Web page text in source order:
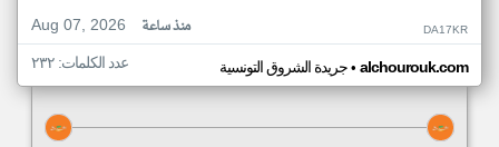
Aug 07, 2026
منذ ساعة DA17KR
جريدة الشروق التونسية• alchourouk.com عدد الكلمات: ٢٣٢